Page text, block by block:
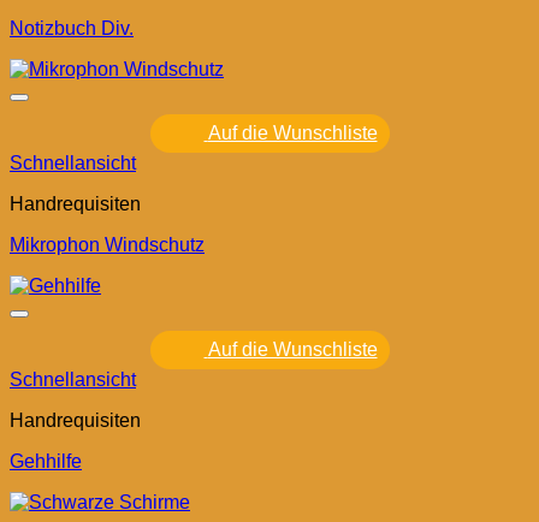
Notizbuch Div.
Auf die Wunschliste
Schnellansicht
Handrequisiten
Mikrophon Windschutz
Auf die Wunschliste
Schnellansicht
Handrequisiten
Gehhilfe